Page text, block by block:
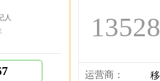
运营商：
人